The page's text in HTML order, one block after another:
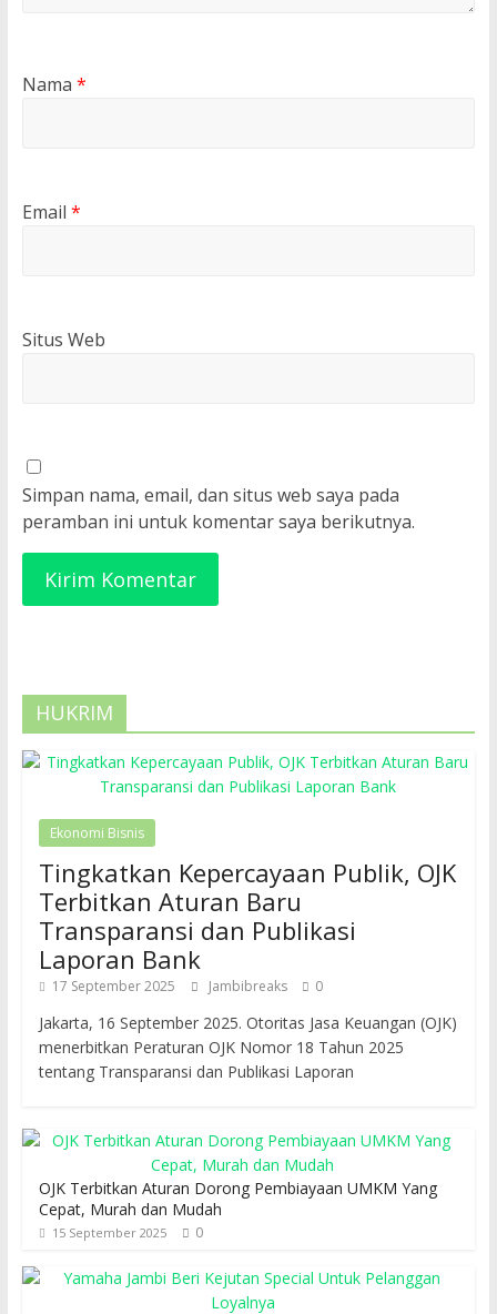
Nama *
Email *
Situs Web
Simpan nama, email, dan situs web saya pada
peramban ini untuk komentar saya berikutnya.
HUKRIM
Ekonomi Bisnis
Tingkatkan Kepercayaan Publik, OJK
Terbitkan Aturan Baru
Transparansi dan Publikasi
Laporan Bank
17 September 2025 Jambibreaks 0
Jakarta, 16 September 2025. Otoritas Jasa Keuangan (OJK)
menerbitkan Peraturan OJK Nomor 18 Tahun 2025
tentang Transparansi dan Publikasi Laporan
OJK Terbitkan Aturan Dorong Pembiayaan UMKM Yang
Cepat, Murah dan Mudah
15 September 2025 0